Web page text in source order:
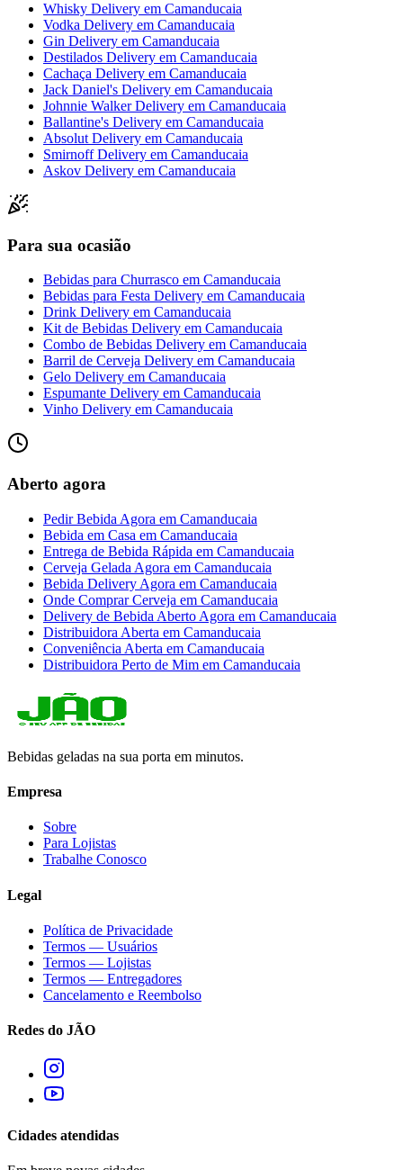
Whisky Delivery em Camanducaia
Vodka Delivery em Camanducaia
Gin Delivery em Camanducaia
Destilados Delivery em Camanducaia
Cachaça Delivery em Camanducaia
Jack Daniel's Delivery em Camanducaia
Johnnie Walker Delivery em Camanducaia
Ballantine's Delivery em Camanducaia
Absolut Delivery em Camanducaia
Smirnoff Delivery em Camanducaia
Askov Delivery em Camanducaia
Para sua ocasião
Bebidas para Churrasco em Camanducaia
Bebidas para Festa Delivery em Camanducaia
Drink Delivery em Camanducaia
Kit de Bebidas Delivery em Camanducaia
Combo de Bebidas Delivery em Camanducaia
Barril de Cerveja Delivery em Camanducaia
Gelo Delivery em Camanducaia
Espumante Delivery em Camanducaia
Vinho Delivery em Camanducaia
Aberto agora
Pedir Bebida Agora em Camanducaia
Bebida em Casa em Camanducaia
Entrega de Bebida Rápida em Camanducaia
Cerveja Gelada Agora em Camanducaia
Bebida Delivery Agora em Camanducaia
Onde Comprar Cerveja em Camanducaia
Delivery de Bebida Aberto Agora em Camanducaia
Distribuidora Aberta em Camanducaia
Conveniência Aberta em Camanducaia
Distribuidora Perto de Mim em Camanducaia
Bebidas geladas na sua porta em minutos.
Empresa
Sobre
Para Lojistas
Trabalhe Conosco
Legal
Política de Privacidade
Termos — Usuários
Termos — Lojistas
Termos — Entregadores
Cancelamento e Reembolso
Redes do JÃO
Cidades atendidas